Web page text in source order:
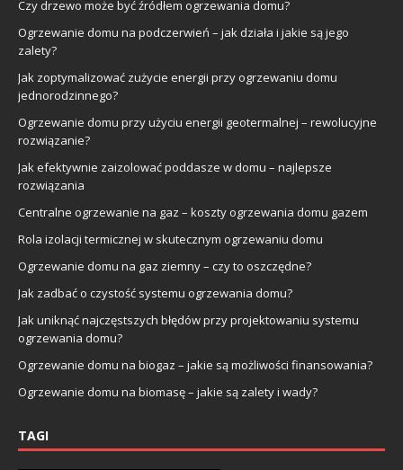
Czy drzewo może być źródłem ogrzewania domu?
Ogrzewanie domu na podczerwień – jak działa i jakie są jego
zalety?
Jak zoptymalizować zużycie energii przy ogrzewaniu domu
jednorodzinnego?
Ogrzewanie domu przy użyciu energii geotermalnej – rewolucyjne
rozwiązanie?
Jak efektywnie zaizolować poddasze w domu – najlepsze
rozwiązania
Centralne ogrzewanie na gaz – koszty ogrzewania domu gazem
Rola izolacji termicznej w skutecznym ogrzewaniu domu
Ogrzewanie domu na gaz ziemny – czy to oszczędne?
Jak zadbać o czystość systemu ogrzewania domu?
Jak uniknąć najczęstszych błędów przy projektowaniu systemu
ogrzewania domu?
Ogrzewanie domu na biogaz – jakie są możliwości finansowania?
Ogrzewanie domu na biomasę – jakie są zalety i wady?
TAGI